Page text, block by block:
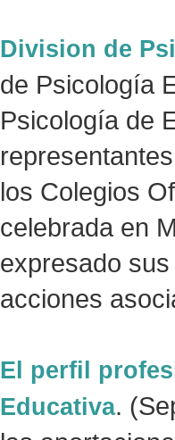
Division de
de Psicología
Psicología de
los Colegios
celebrada en
expresado
acciones
El perfil
Educativa.